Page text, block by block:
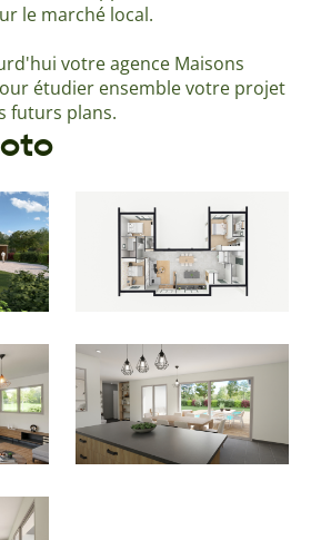
le marché local.
votre agence Maisons
étudier ensemble votre projet
futurs plans.